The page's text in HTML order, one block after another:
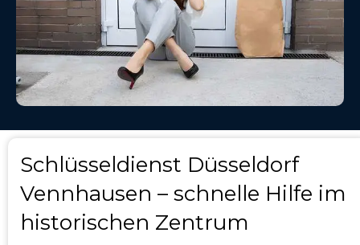
Schlüsseldienst Düsseldorf
Vennhausen – schnelle Hilfe im
historischen Zentrum